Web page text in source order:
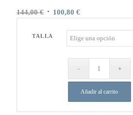
144,00€ El
original
144,00 €.
100,80 €El
es:
100,80 €.
TALLA
Añadir al carrito